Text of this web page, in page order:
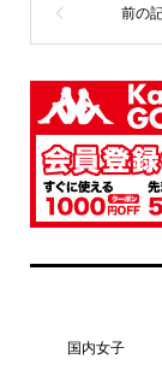
国内女子